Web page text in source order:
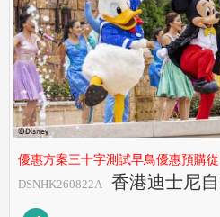
優惠方案三十字測試早鳥優惠預購從
DSNHK260822A
香港迪士尼